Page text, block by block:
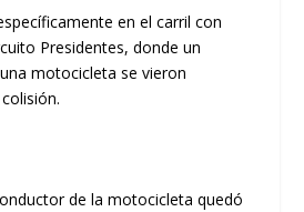
en el carril con
Presidentes, donde un
motocicleta se vieron
de la motocicleta quedó